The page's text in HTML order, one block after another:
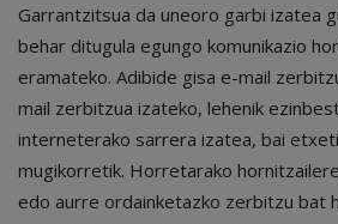
Garrantzitsua da uneoro garbi izatea
behar ditugula egungo komunikazio
eramateko. Adibide gisa e-mail
mail zerbitzua izateko, lehenik
interneterako sarrera izatea, bai
mugikorretik. Horretarako
edo aurre ordainketazko zerbitzu bat